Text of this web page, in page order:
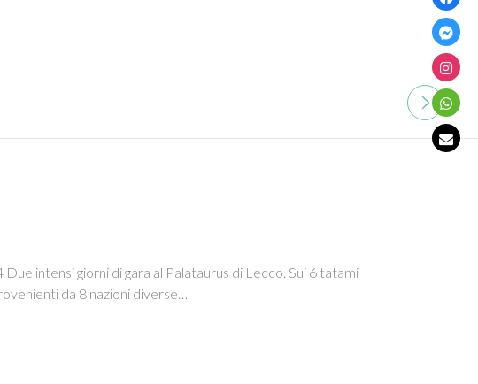
intensi giorni di gara al Palataurus di Lecco. Sui 6 tatami
da 8 nazioni diverse…